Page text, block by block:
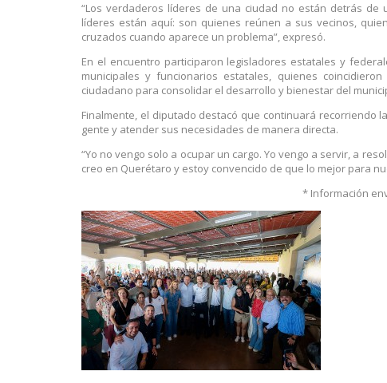
“Los verdaderos líderes de una ciudad no están detrás
líderes están aquí: son quienes reúnen a sus vecinos,
cruzados cuando aparece un problema”, expresó.
En el encuentro participaron legisladores estatales y
municipales y funcionarios estatales, quienes
ciudadano para consolidar el desarrollo y bienestar del
Finalmente, el diputado destacó que continuará recorriendo
gente y atender sus necesidades de manera directa.
“Yo no vengo solo a ocupar un cargo. Yo vengo a servir, a
creo en Querétaro y estoy convencido de que lo mejor para
* Información